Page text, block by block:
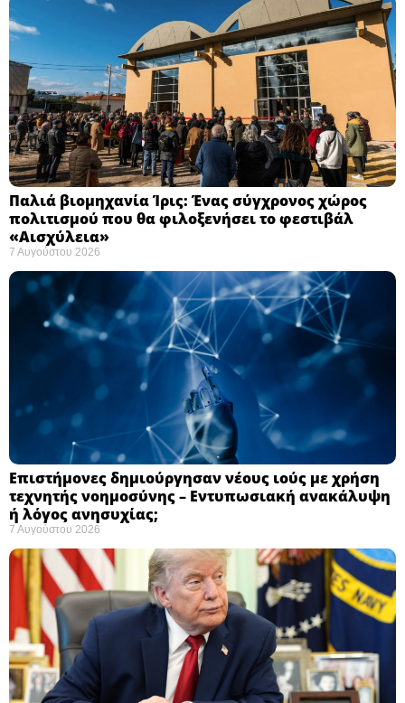
Παλιά βιομηχανία Ίρις: Ένας σύγχρονος χώρος
πολιτισμού που θα φιλοξενήσει το φεστιβάλ
«Αισχύλεια» ​
7 Αυγούστου 2026
Επιστήμονες δημιούργησαν νέους ιούς με χρήση
τεχνητής νοημοσύνης – Εντυπωσιακή ανακάλυψη
ή λόγος ανησυχίας; ​
7 Αυγούστου 2026